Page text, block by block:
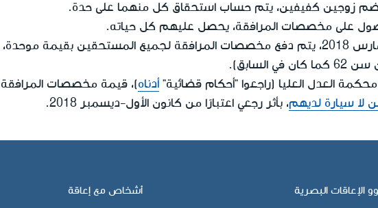
تضم زوجين كفيفين، يتم حساب استحقاق كل منهما على حدة.
على مخصصات المرافقة، يحصل عليهم كل حياته.
اعتبارًا من آذار-مارس 2018، يتم دفع مخصصات المرافقة لجميع المستحقين بقيمة
العدل العليا (راجعوا "أحكام قضائية"أدناه)، قيمة مخصصات
لا سيارة لديهم، بأثر رجعي اعتبارًا من كانون الأول-ديسمبر 2018.
الإعاقات البصرية أشخاص مع إعاقة